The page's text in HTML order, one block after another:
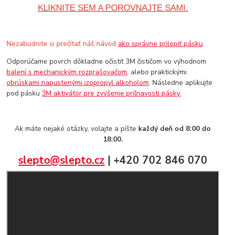
KLIKNITE SEM A POROVNAJTE SAMI.
Nezabudnite si prečítať náš návod ako správne prilepiť pásku.
Odporúčame povrch dôkladne očistiť 3M čističom vo výhodnom
balení s mechanickým rozprašovačom, alebo praktickými
obrúskami napustenými izopropyl alkoholom. Následne aplikujte
pod pásku3M aktivátor pre zvýšenie priľnavosti pásky.
Ak máte nejaké otázky, volajte a píšte každý deň od 8:00 do
18:00.
slepto@slepto.cz | +420 702 846 070